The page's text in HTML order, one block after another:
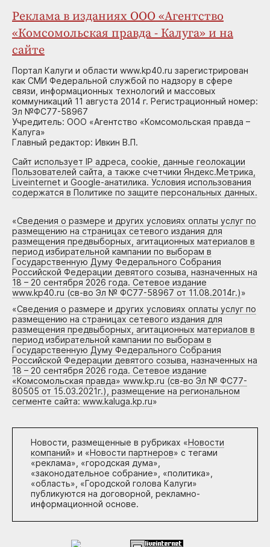
Реклама в изданиях ООО «Агентство
«Комсомольская правда - Калуга» и на
сайте
Портал Калуги и области www.kp40.ru зарегистрирован
как СМИ Федеральной службой по надзору в сфере
связи, информационных технологий и массовых
коммуникаций 11 августа 2014 г. Регистрационный номер:
Эл №ФС77-58967
Учредитель: ООО «Агентство «Комсомольская правда –
Калуга»
Главный редактор: Ивкин В.П.
Сайт использует IP адреса, cookie, данные геолокации
Пользователей сайта, а также счетчики Яндекс.Метрика,
Liveinternet и Google-анатилика. Условия использования
содержатся в Политике по защите персональных данных.
«Сведения о размере и других условиях оплаты услуг по
размещению на страницах сетевого издания для
размещения предвыборных, агитационных материалов в
период избирательной кампании по выборам в
Государственную Думу Федерального Собрания
Российской Федерации девятого созыва, назначенных на
18 – 20 сентября 2026 года. Сетевое издание
www.kp40.ru (св-во Эл № ФС77-58967 от 11.08.2014г.)»
«Сведения о размере и других условиях оплаты услуг по
размещению на страницах сетевого издания для
размещения предвыборных, агитационных материалов в
период избирательной кампании по выборам в
Государственную Думу Федерального Собрания
Российской Федерации девятого созыва, назначенных на
18 – 20 сентября 2026 года. Сетевое издание
«Комсомольская правда» www.kp.ru (св-во Эл № ФС77-
80505 от 15.03.2021г.), размещение на региональном
сегменте сайта: www.kaluga.kp.ru»
Новости, размещенные в рубриках «Новости
компаний» и «Новости партнеров» с тегами
«реклама», «городская дума»,
«законодательное собрание», «политика»,
«область», «Городской голова Калуги»
публикуются на договорной, рекламно-
информационной основе.